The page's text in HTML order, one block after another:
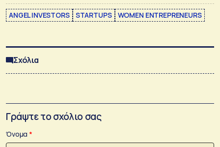
ANGEL INVESTORS STARTUPS WOMEN ENTREPRENEURS
Σχόλια
Γράψτε το σχόλιο σας
Όνομα